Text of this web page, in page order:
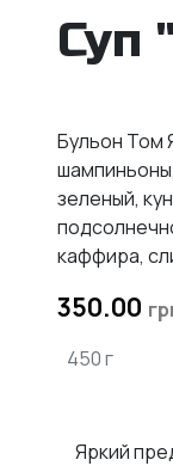
Суп
Бульон Том
зеленый,
каффира,
350.00
450 г
Яркий